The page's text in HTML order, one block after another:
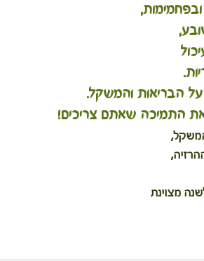
הבריאות והמשקל.
את התמיכה שאתם צריכים!
מצוינת